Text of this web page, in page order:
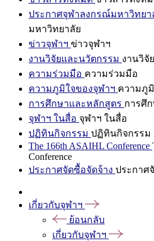
ประกาศจุฬาลงกรณ์มหาวิทยา
มหาวิทยาลัย
ข่าวจุฬาฯ ข่าวจุฬาฯ
งานวิจัยและนวัตกรรม งานวิจั
ความร่วมมือ ความร่วมมือ
ความภูมิใจของจุฬาฯ ความภู
การศึกษาและหลักสูตร การศึ
จุฬาฯ ในสื่อ จุฬาฯ ในสื่อ
ปฏิทินกิจกรรม ปฏิทินกิจกรรม
The 166th ASAIHL Conference
Conference
ประกาศจัดซื้อจัดจ้าง ประกาศ
เกี่ยวกับจุฬาฯ
ย้อนกลับ
เกี่ยวกับจุฬาฯ